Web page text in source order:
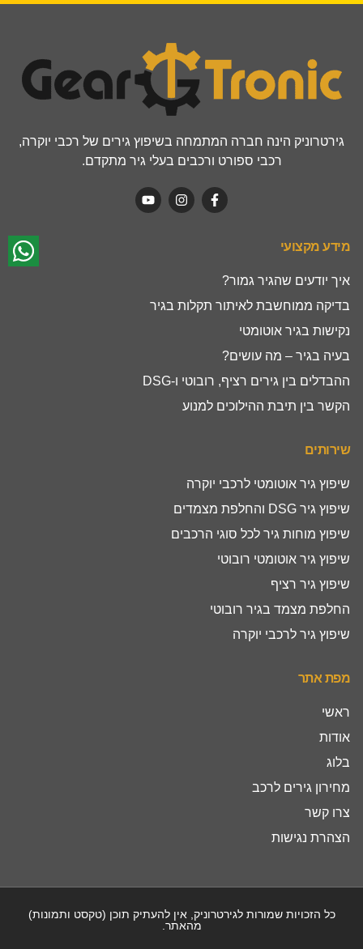
גירטרוניק הינה חברה המתמחה בשיפוץ גירים של רכבי יוקרה,
רכבי ספורט ורכבים בעלי גיר מתקדם.
מידע מקצועי
איך יודעים שהגיר גמור?
בדיקה ממוחשבת לאיתור תקלות בגיר
נקישות בגיר אוטומטי
בעיה בגיר – מה עושים?
ההבדלים בין גירים רציף, רובוטי ו-DSG
הקשר בין תיבת ההילוכים למנוע
שירותים
שיפוץ גיר אוטומטי לרכבי יוקרה
שיפוץ גיר DSG והחלפת מצמדים
שיפוץ מוחות גיר לכל סוגי הרכבים
שיפוץ גיר אוטומטי רובוטי
שיפוץ גיר רציף
החלפת מצמד בגיר רובוטי
שיפוץ גיר לרכבי יוקרה
מפת אתר
ראשי
אודות
בלוג
מחירון גירים לרכב
צרו קשר
הצהרת נגישות
כל הזכויות שמורות לגירטרוניק, אין להעתיק תוכן (טקסט ותמונות)
מהאתר.